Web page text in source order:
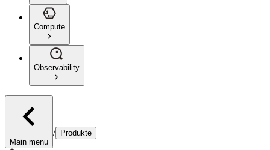
Compute
Observability
Main menu
/ Produkte